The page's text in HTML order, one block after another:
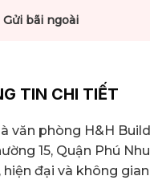
Gửi bãi ngoài
TIN CHI TIẾT
văn phòng H&H
15, Quận Phú
hiện đại và không